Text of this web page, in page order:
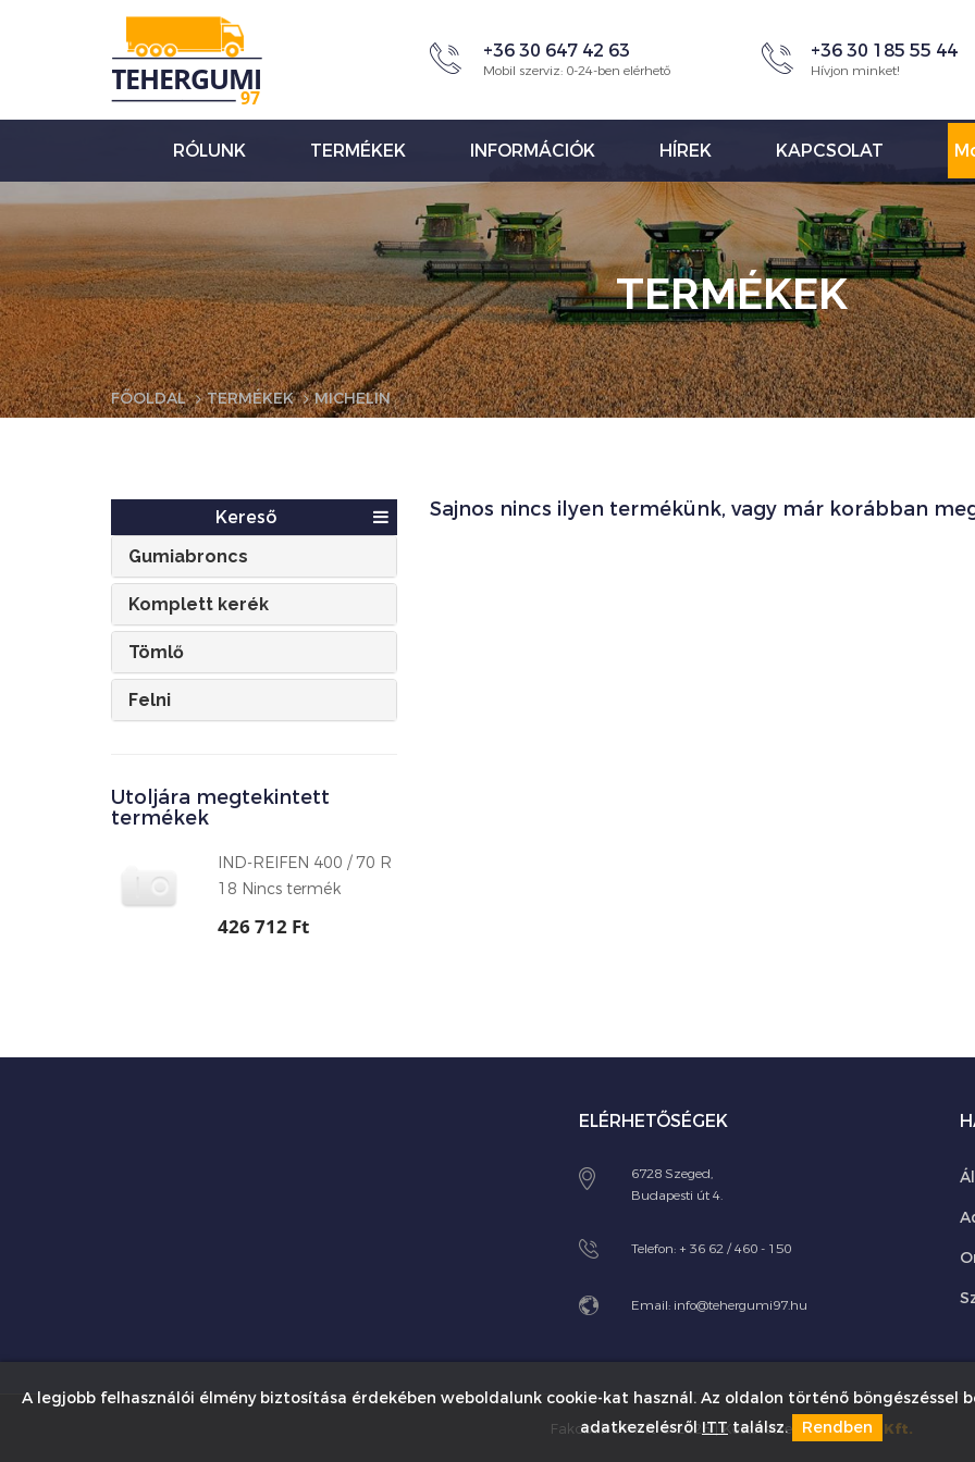
+36 30 647 42 63
Mobil szerviz: 0-24-ben elérhető
+36 30 185 55 44
Hívjon minket!
RÓLUNK TERMÉKEK INFORMÁCIÓK HÍREK KAPCSOLAT
TERMÉKEK
FŐOLDAL TERMÉKEK MICHELIN
Kereső
Gumiabroncs
Komplett kerék
Tömlő
Felni
Utoljára megtekintett
termékek
IND-REIFEN 400 / 70 R
18 Nincs termék
426 712 Ft
Sajnos nincs ilyen termékünk, vagy már korábban
ELÉRHETŐSÉGEK
6728 Szeged,
Budapesti út 4.
Telefon: + 36 62 / 460 - 150
Email: info@tehergumi97.hu
Fakobak 97 Kft © 2026 | Készítette: Innovip.hu Kft.
A legjobb felhasználói élmény biztosítása érdekében weboldalunk cookie-kat használ. Az oldalon történő böngészéssel
adatkezelésrőlITTtalálsz. Rendben